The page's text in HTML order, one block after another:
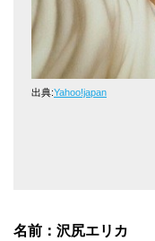
出典:Yahoo!japan
名前：沢尻エリカ